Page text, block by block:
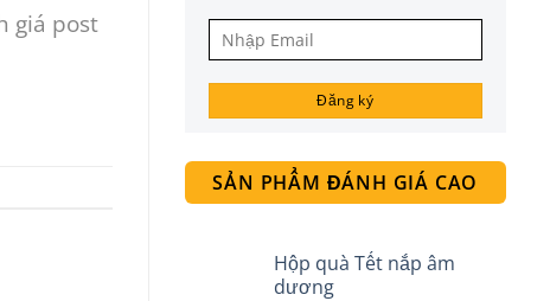
giá post
SẢN PHẨM ĐÁNH GIÁ CAO
Hộp quà Tết nắp âm
dương